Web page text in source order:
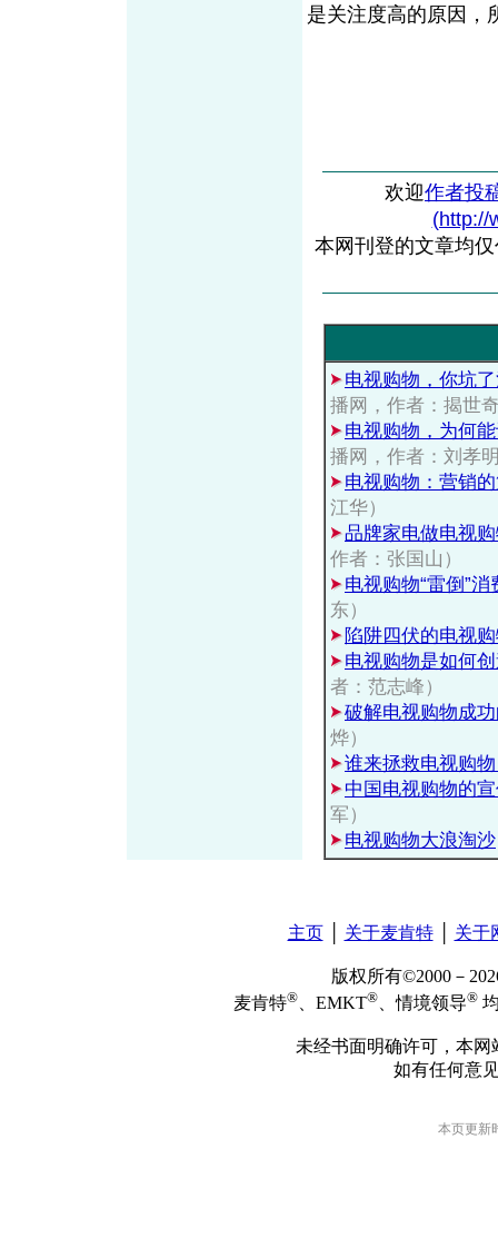
是关注度高的原因，
欢迎作者投
(http://
本网刊登的文章均
电视购物，你坑
播网，作者：揭世
电视购物，为何
播网，作者：刘孝
电视购物：营销
江华）
品牌家电做电视
作者：张国山）
电视购物“雷倒”消
东）
陷阱四伏的电视
电视购物是如何
者：范志峰）
破解电视购物成
烨）
谁来拯救电视购
中国电视购物的
军）
电视购物大浪淘沙
主页│ 关于麦肯特│ 关于
版权所有©2000－
麦肯特® 、EMKT® 、情境领导®
未经书面明确许可，本
如有任何意
本页更新